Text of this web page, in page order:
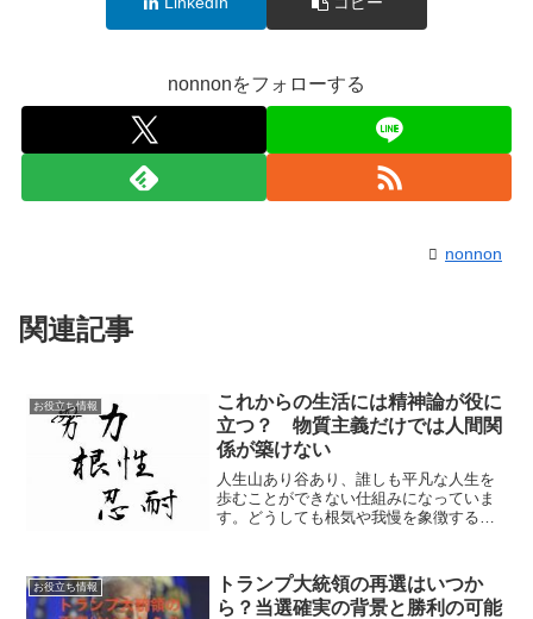
nonnonをフォローする
nonnon
関連記事
お役立ち情報
これからの生活には精神論が役に
立つ？ 物質主義だけでは人間関
係が築けない
人生山あり谷あり、誰しも平凡な人生を
歩むことができない仕組みになっていま
す。どうしても根気や我慢を象徴する言
ついて考えてみようと思います。精神論
とは？事実や数字からくる...
お役立ち情報
トランプ大統領の再選はいつか
ら？当選確実の背景と勝利の可能